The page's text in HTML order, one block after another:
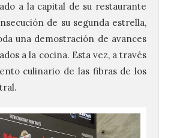
a la capital de su restaurante
de su segunda estrella,
una demostración de avances
a la cocina. Esta vez, a través
culinario de las fibras de los